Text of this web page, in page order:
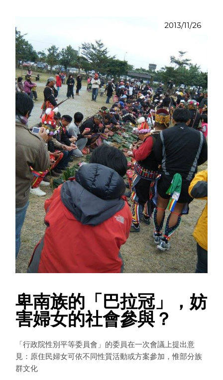
2013/11/26
卑南族的「巴拉冠」，妨
害婦女的社會參與？
「行政院性別平等委員會」的委員在一次會議上提出意
見：原住民婦女可依不同性質活動或方案參加，惟部分族
群文化